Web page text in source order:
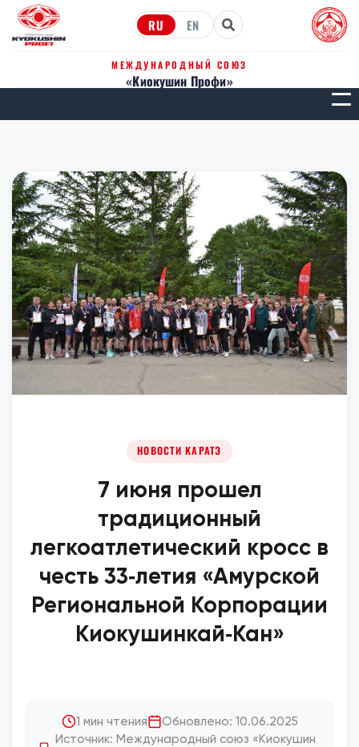
RU EN
МЕЖДУНАРОДНЫЙ СОЮЗ
«Киокушин Профи»
НОВОСТИ КАРАТЭ
7 июня прошел
традиционный
легкоатлетический кросс в
честь 33‑летия «Амурской
Региональной Корпорации
Киокушинкай‑Кан»
1 мин чтения
Обновлено: 10.06.2025
Источник: Международный союз «Киокушин